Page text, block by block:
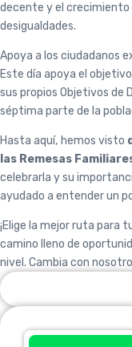
decente y el crecimiento
desigualdades.
Apoya a los ciudadanos
Este día apoya el
sus propios Objetivos de
séptima parte de la
Hasta aquí, hemos visto
las Remesas
celebrarla y su
ayudado a entender un
¡Elige la mejor ruta para
camino lleno de
nivel. Cambia con